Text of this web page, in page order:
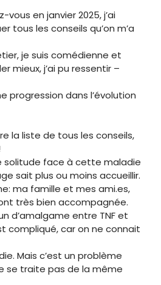
en janvier 2025, j’ai
tous les conseils qu’on m’a
je suis comédienne et
mieux, j’ai pu ressentir –
progression dans l’évolution
la liste de tous les conseils,
solitude face à cette maladie
sait plus ou moins accueillir.
ma famille et mes ami.es,
très bien accompagnée.
d’amalgame entre TNF et
compliqué, car on ne connait
Mais c’est un problème
se traite pas de la même